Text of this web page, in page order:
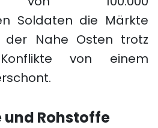
Soldaten die Märkte
der Nahe Osten trotz
von einem
Rohstoffe